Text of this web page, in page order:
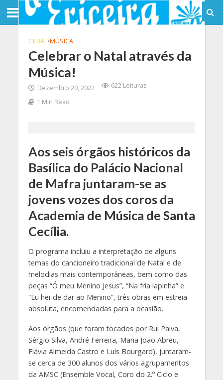
GERAL•MÚSICA
Celebrar o Natal através da
Música!
Dezembro 20, 2022
622 Leituras
1 Min Read
Aos seis órgãos históricos da
Basílica do Palácio Nacional
de Mafra juntaram-se as
jovens vozes dos coros da
Academia de Música de Santa
Cecília.
O programa incluiu a interpretação de alguns
temas do cancioneiro tradicional de Natal e de
melodias mais contemporâneas, bem como das
peças “Ó meu Menino Jesus”, “Na fria lapinha” e
“Eu hei-de dar ao Menino”, três obras em estreia
absoluta, encomendadas para a ocasião.
Aos órgãos (que foramtocados por Rui Paiva,
Sérgio Silva, André Ferreira, Maria João Abreu,
Flávia Almeida Castro e Luís Bourgard), juntaram-
se cerca de 300 alunos dos vários agrupamentos
da AMSC (Ensemble Vocal, Coro do 2.º Ciclo e